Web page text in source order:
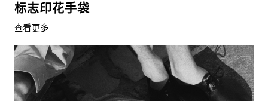
标志印花手袋
查看更多